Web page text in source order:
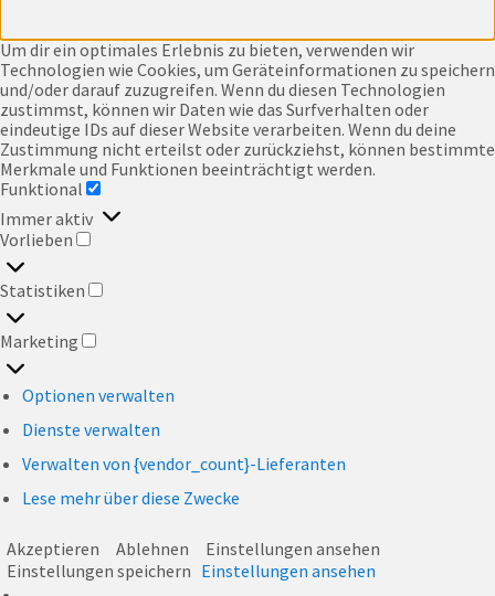
Um dir ein optimales Erlebnis zu bieten, verwenden wir
Technologien wie Cookies, um Geräteinformationen zu speichern
und/oder darauf zuzugreifen. Wenn du diesen Technologien
zustimmst, können wir Daten wie das Surfverhalten oder
eindeutige IDs auf dieser Website verarbeiten. Wenn du deine
Zustimmung nicht erteilst oder zurückziehst, können bestimmte
Merkmale und Funktionen beeinträchtigt werden.
Funktional
Immer aktiv
Vorlieben
VORLIEBEN
Statistiken
STATISTIKEN
Marketing
MARKETING
Optionen verwalten
Dienste verwalten
Verwalten von {vendor_count}-Lieferanten
Lese mehr über diese Zwecke
Akzeptieren Ablehnen
Einstellungen ansehen
Einstellungen speichern Einstellungen ansehen